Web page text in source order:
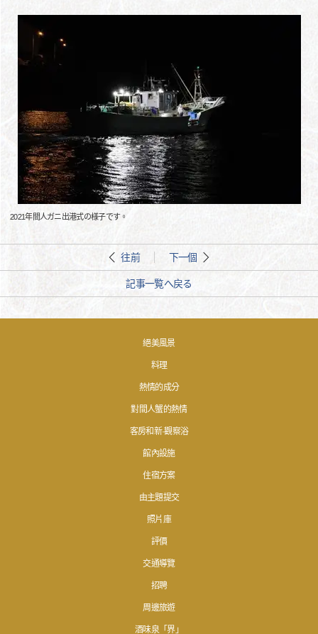
2021年間人ガニ出港式の様子です。
往前 下一個
記事一覧へ戻る
絕美風景
料理
熱情的成分
對間人蟹的熱情
客房和新·觀察浴
館內設施
住宿方案
由主題提交
照片庫
評價
交通導覽
招聘
周邊旅遊
酒味泉「界」